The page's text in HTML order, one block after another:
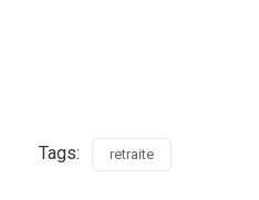
Tags: retraite